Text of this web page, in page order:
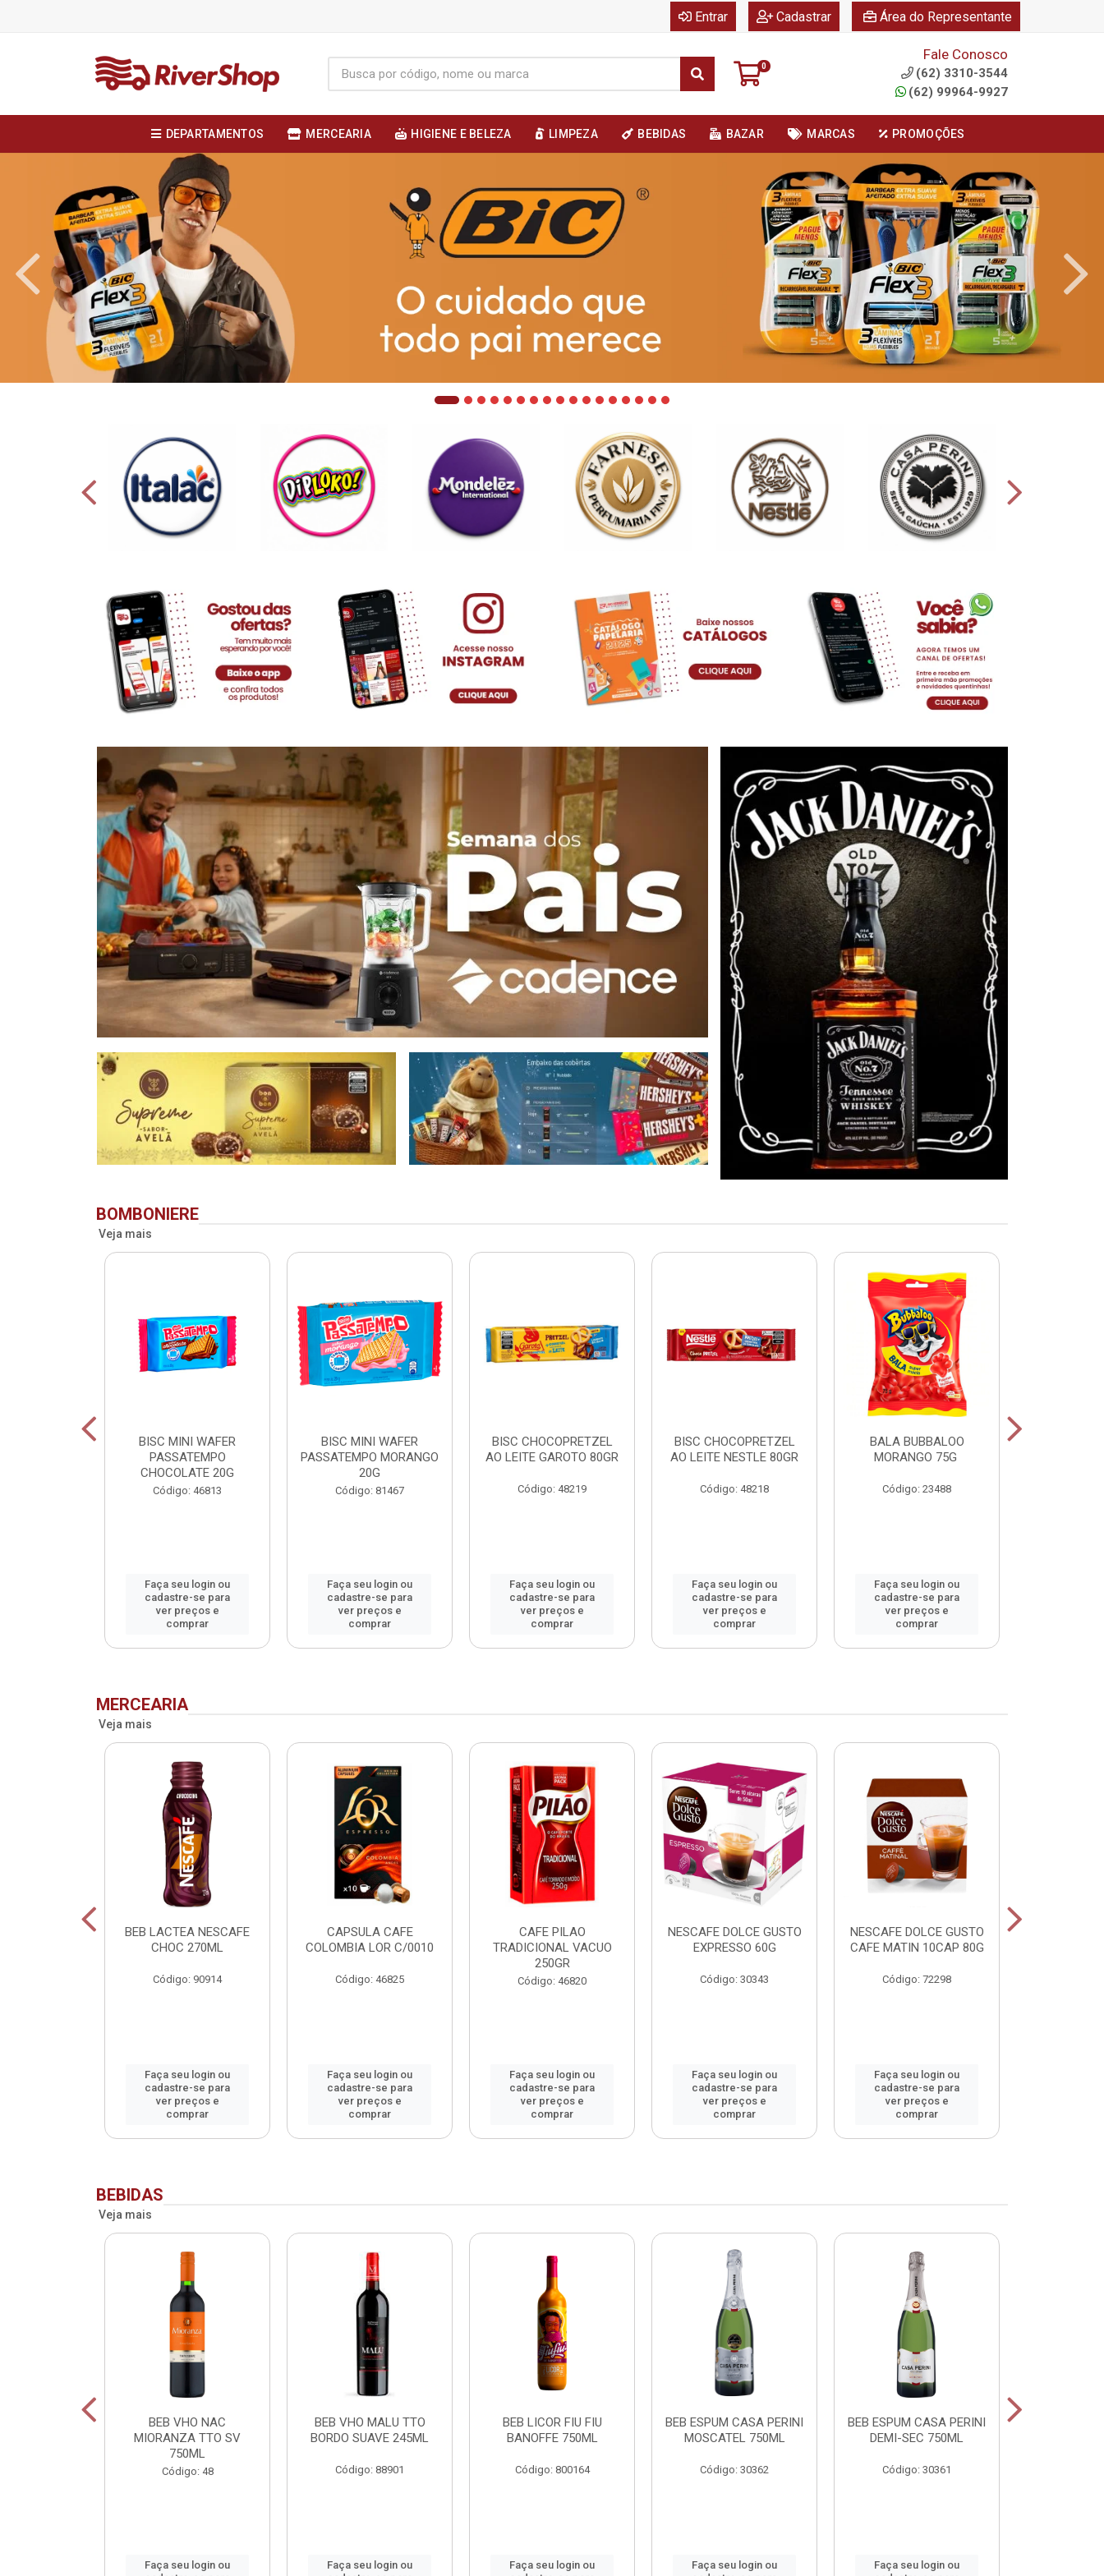
Entrar Cadastrar Área do Representante
0
Fale Conosco
(62) 3310-3544
(62) 99964-9927
DEPARTAMENTOS MERCEARIA HIGIENE E BELEZA LIMPEZA BEBIDAS BAZAR MARCAS PROMOÇÕES
BOMBONIERE
Veja mais
BISC MINI WAFER
PASSATEMPO
CHOCOLATE 20G
Código: 46813
Faça seu login ou
cadastre-se para
ver preços e
comprar
BISC MINI WAFER
PASSATEMPO MORANGO
20G
Código: 81467
Faça seu login ou
cadastre-se para
ver preços e
comprar
BISC CHOCOPRETZEL
AO LEITE GAROTO 80GR
Código: 48219
Faça seu login ou
cadastre-se para
ver preços e
comprar
BISC CHOCOPRETZEL
AO LEITE NESTLE 80GR
Código: 48218
Faça seu login ou
cadastre-se para
ver preços e
comprar
BALA BUBBALOO
MORANGO 75G
Código: 23488
Faça seu login ou
cadastre-se para
ver preços e
comprar
MERCEARIA
Veja mais
BEB LACTEA NESCAFE
CHOC 270ML
Código: 90914
Faça seu login ou
cadastre-se para
ver preços e
comprar
CAPSULA CAFE
COLOMBIA LOR C/0010
Código: 46825
Faça seu login ou
cadastre-se para
ver preços e
comprar
CAFE PILAO
TRADICIONAL VACUO
250GR
Código: 46820
Faça seu login ou
cadastre-se para
ver preços e
comprar
NESCAFE DOLCE GUSTO
EXPRESSO 60G
Código: 30343
Faça seu login ou
cadastre-se para
ver preços e
comprar
NESCAFE DOLCE GUSTO
CAFE MATIN 10CAP 80G
Código: 72298
Faça seu login ou
cadastre-se para
ver preços e
comprar
BEBIDAS
Veja mais
BEB VHO NAC
MIORANZA TTO SV
750ML
Código: 48
Faça seu login ou
BEB VHO MALU TTO
BORDO SUAVE 245ML
Código: 88901
Faça seu login ou
BEB LICOR FIU FIU
BANOFFE 750ML
Código: 800164
Faça seu login ou
BEB ESPUM CASA PERINI
MOSCATEL 750ML
Código: 30362
Faça seu login ou
BEB ESPUM CASA PERINI
DEMI-SEC 750ML
Código: 30361
Faça seu login ou